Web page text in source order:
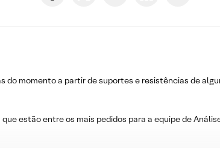
momento a partir de suportes e resistências de
estão entre os mais pedidos para a equipe de